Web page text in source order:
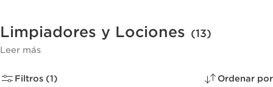
Limpiadores y Lociones (13)
Leer más
Filtros (1) Ordenar por